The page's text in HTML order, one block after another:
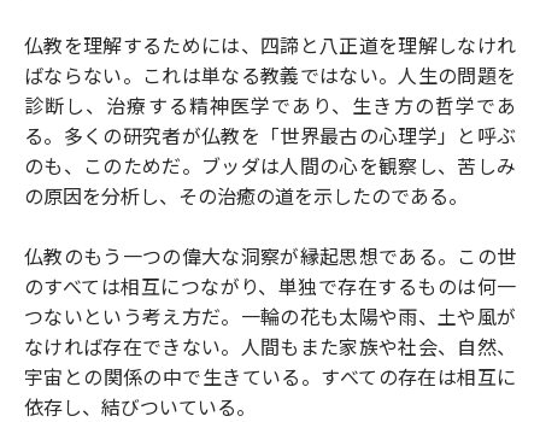
仏教を理解するためには、四諦と八正道を理解しなけれ
ばならない。これは単なる教義ではない。人生の問題を
診断し、治療する精神医学であり、生き方の哲学であ
る。多くの研究者が仏教を「世界最古の心理学」と呼ぶ
のも、このためだ。ブッダは人間の心を観察し、苦しみ
の原因を分析し、その治癒の道を示したのである。
仏教のもう一つの偉大な洞察が縁起思想である。この世
のすべては相互につながり、単独で存在するものは何一
つないという考え方だ。一輪の花も太陽や雨、土や風が
なければ存在できない。人間もまた家族や社会、自然、
宇宙との関係の中で生きている。すべての存在は相互に
依存し、結びついている。